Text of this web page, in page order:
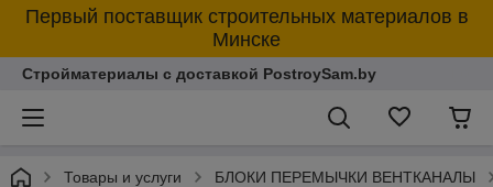
Первый поставщик строительных материалов в
Минске
Стройматериалы с доставкой PostroySam.by
Товары и услуги БЛОКИ ПЕРЕМЫЧКИ ВЕНТКАНАЛЫ